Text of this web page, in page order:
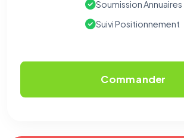
Soumission Annuaires
Suivi Positionnement
Commander